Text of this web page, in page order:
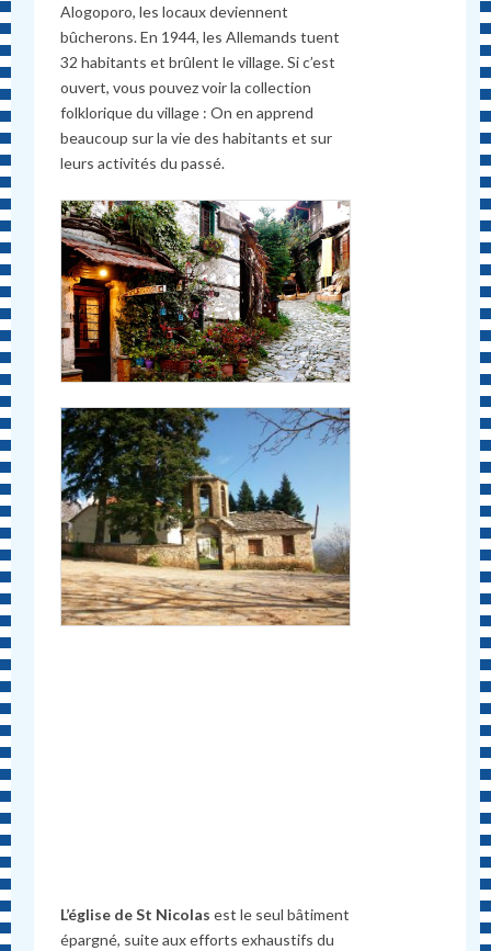
Alogoporo, les locaux deviennent
bûcherons. En 1944, les Allemands tuent
32 habitants et brûlent le village. Si c’est
ouvert, vous pouvez voir la collection
folklorique du village : On en apprend
beaucoup sur la vie des habitants et sur
leurs activités du passé.
L’église de St Nicolas est le seul bâtiment
épargné, suite aux efforts exhaustifs du